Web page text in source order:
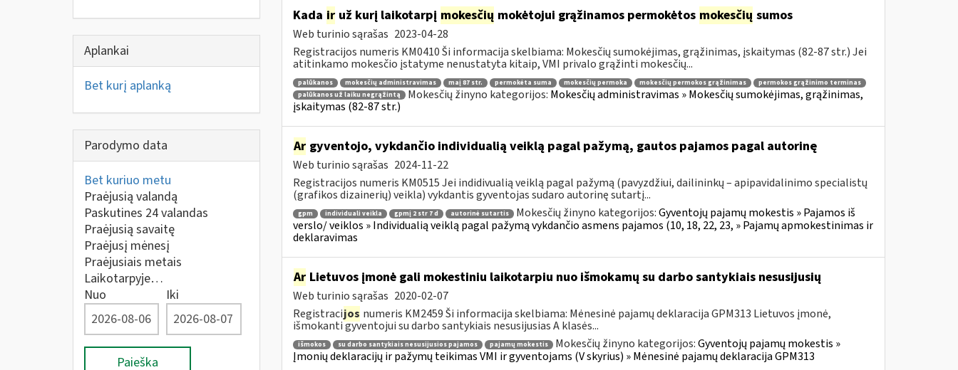
Aplankai
Bet kurį aplanką
Parodymo data
Bet kuriuo metu
Praėjusią valandą
Paskutines 24 valandas
Praėjusią savaitę
Praėjusį mėnesį
Praėjusiais metais
Laikotarpyje…
Nuo
Iki
Paieška
Kada iruž kurį laikotarpį mokesčių mokėtojui grąžinamos permokėtos mokesčių sumos
Web turinio sąrašas 2023-04-28
Registracijos numeris KM0410 Ši informacija skelbiama: Mokesčių sumokėjimas, grąžinimas, įskaitymas (82-87 str.) Jei
atitinkamo mokesčio įstatyme nenustatyta kitaip, VMI privalo grąžinti mokesčių...
palūkanos mokesčių administravimas maį 87 str. permokėta suma mokesčių permoka mokesčių permokos grąžinimas
permokos grąžinimo terminas
palūkanos už laiku negrąžintą
Mokesčių žinyno kategorijos: Mokesčių administravimas » Mokesčių sumokėjimas, grąžinimas,
įskaitymas (82-87 str.)
Argyventojo, vykdančio individualią veiklą pagal pažymą, gautos pajamos pagal autorinę
Web turinio sąrašas 2024-11-22
Registracijos numeris KM0515 Jei indidivualią veiklą pagal pažymą (pavyzdžiui, dailininkų – apipavidalinimo specialistų
(grafikos dizainerių) veikla) vykdantis gyventojas sudaro autorinę sutartį...
gpm individuali veikla gpmį 2 str 7 d autorinė sutartis Mokesčių žinyno kategorijos:Gyventojų pajamų mokestis » Pajamos iš
verslo/ veiklos » Individualią veiklą pagal pažymą vykdančio asmens pajamos (10, 18, 22, 23, » Pajamų apmokestinimas ir
deklaravimas
ArLietuvos įmonė gali mokestiniu laikotarpiu nuo išmokamų su darbo santykiais nesusijusių
Web turinio sąrašas 2020-02-07
Registracijos numeris KM2459 Ši informacija skelbiama: Mėnesinė pajamų deklaracija GPM313 Lietuvos įmonė,
išmokanti gyventojui su darbo santykiais nesusijusias A klasės...
išmokos su darbo santykiais nesusijusios pajamos pajamų mokestis Mokesčių žinyno kategorijos:Gyventojų pajamų mokestis »
Įmonių deklaracijų ir pažymų teikimas VMI ir gyventojams (V skyrius) » Mėnesinė pajamų deklaracija GPM313